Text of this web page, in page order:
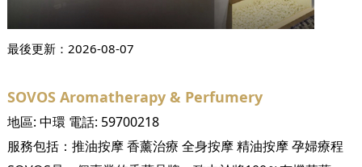
最後更新： 2026-08-07
SOVOS Aromatherapy & Perfumery
地區: 中環 電話: 59700218
服務包括： 推油按摩香薰治療 全身按摩精油按摩孕婦療程